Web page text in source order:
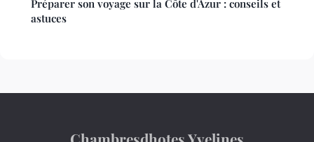
Préparer son voyage sur la Côte d'Azur : conseils et
astuces